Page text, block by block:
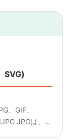
SVG)
、GIF、
JPGは、